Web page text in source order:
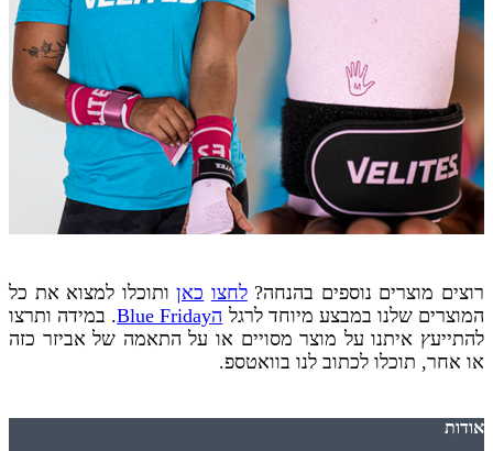
רוצים מוצרים נוספים בהנחה?לחצו כאןותוכלו למצוא את כל
המוצרים שלנו במבצע מיוחד לרגל הBlue Friday
. במידה ותרצו
להתייעץ איתנו על מוצר מסויים או על התאמה של אביזר כזה
או אחר, תוכלו לכתוב לנו בוואטספ.
אודות